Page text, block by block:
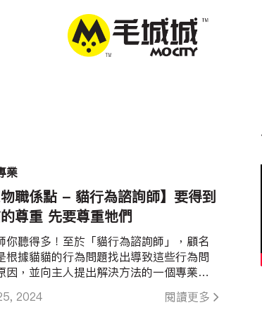
業
物職係點 - 貓行為諮詢師】要得到
尊重 先要尊重牠們
2024 閱讀更多
你聽得多！至於「貓行為諮詢師 」， 顧名
根據貓貓的行為問題找出導致這些行為問
因， 並向主人 提出解決方法的一個專業。
各位貓奴的家，去了解和提出指導。而